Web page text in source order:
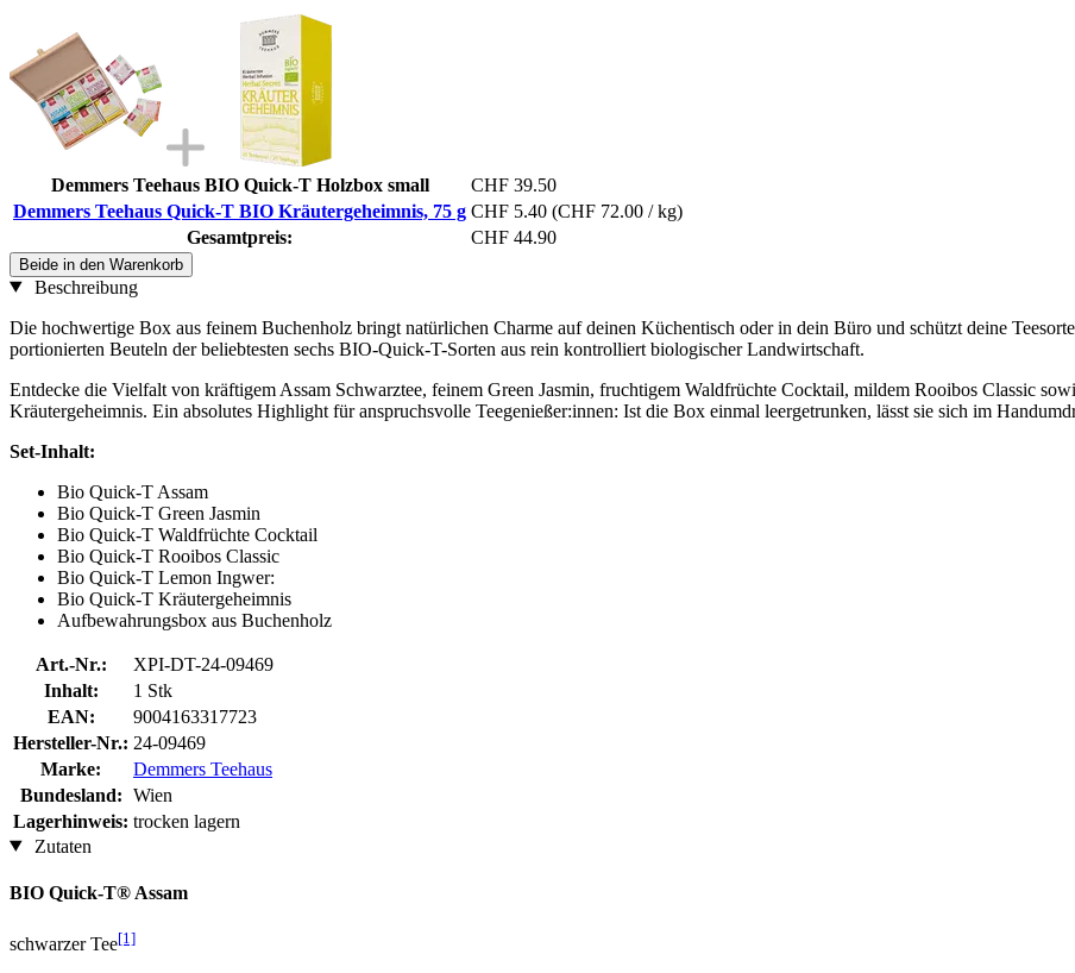
Demmers Teehaus BIO Quick-T Holzbox small
CHF 39.50
Demmers Teehaus Quick-T BIO Kräutergeheimnis, 75 g CHF 5.40 (CHF 72.00 / kg)
Gesamtpreis:
CHF 44.90
Beide in den Warenkorb
Beschreibung
Die hochwertige Box aus feinem Buchenholz bringt natürlichen Charme auf deinen Küchentisch oder in dein Büro und schützt deine
portionierten Beuteln der beliebtesten sechs BIO-Quick-T-Sorten aus rein kontrolliert biologischer Landwirtschaft.
Entdecke die Vielfalt von kräftigem Assam Schwarztee, feinem Green Jasmin, fruchtigem Waldfrüchte Cocktail, mildem Rooibos Classic
Kräutergeheimnis. Ein absolutes Highlight für anspruchsvolle Teegenießer:innen: Ist die Box einmal leergetrunken, lässt sie sich im
Set-Inhalt:
Bio Quick-T Assam
Bio Quick-T Green Jasmin
Bio Quick-T Waldfrüchte Cocktail
Bio Quick-T Rooibos Classic
Bio Quick-T Lemon Ingwer:
Bio Quick-T Kräutergeheimnis
Aufbewahrungsbox aus Buchenholz
Art.-Nr.:
XPI-DT-24-09469
Inhalt:
1 Stk
EAN:
9004163317723
Hersteller-Nr.: 24-09469
Marke:
Demmers Teehaus
Bundesland: Wien
Lagerhinweis: trocken lagern
Zutaten
BIO Quick-T® Assam
schwarzer Tee[1]